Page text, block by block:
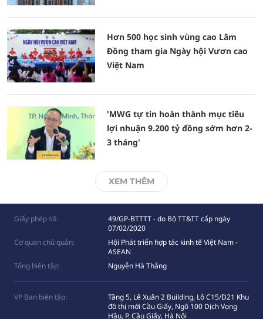
Hơn 500 học sinh vùng cao Lâm
Đồng tham gia Ngày hội Vươn cao
Việt Nam
'MWG tự tin hoàn thành mục tiêu
lợi nhuận 9.200 tỷ đồng sớm hơn 2-
3 tháng'
XEM THÊM
Giấy phép số:
49/GP-BTTTT - do Bộ TT&TT cấp ngày
07/02/2020
Cơ quan chủ quản:
Hội Phát triển hợp tác kinh tế Việt Nam -
ASEAN
Tổng biên tập:
Nguyễn Hà Thắng
VP Ban biên tập:
Tầng 5, Lê Xuân 2 Building, Lô C15/D21 Khu
đô thị mới Cầu Giấy, Ngõ 100 Dịch Vọng
Hâụ, P. Cầu Giấy, Hà Nội